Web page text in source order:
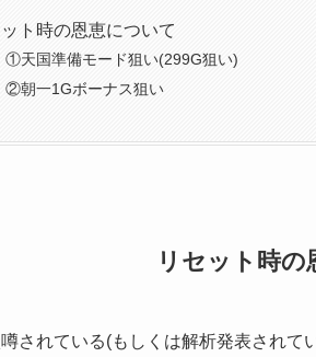
ト時の恩恵について
①天国準備モード狙い(299G狙い)
②朝一1Gボーナス狙い
リセット時の
されている(もしくは解析発表され